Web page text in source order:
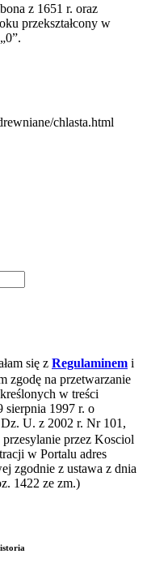
z 1651 r. oraz
przekształcony w
chlasta.html
się z Regulaminem i
zgodę na przetwarzanie
w treści
sierpnia 1997 r. o
U. z 2002 r. Nr 101,
przez Kosciol
w Portalu adres
zgodnie z ustawa z dnia
1422 ze zm.)